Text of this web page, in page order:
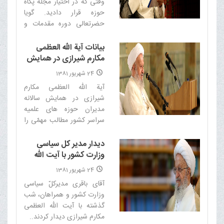
حوزه قرار دادید. گویا
حضرتعالى دوره مقدمات و
اید. در این رابطه اگر نکته و
مطلبى هست، بیان بفرمایید.‌
جواب: ما مقدّمات و سطح را
تقریباً در 4 سال، در شیراز
گذراندیم; در مدرسه اى به نام
آقاباباخان که از مدارس
معروف شیراز است‌
بیانات آیة الله العظمى
مکارم شیرازى در همایش
سالانه مدیران حوزه هاى
علم
24 شهریور 1381
آیة الله العظمى مکارم
شیرازى در همایش سالانه
مدیران حوزه هاى علمیه
سراسر کشور مطالب مهمّى را
آن به شرح زیر است‌
دیدار مدیر کل سیاسی
وزارت کشور با آیت الله
العظمی مکارم شیرازی
24 شهریور 1381
آقای باقری مدیرکلّ سیاسی
وزارت کشور و همراهان، شب
گذشته با آیت الله العظمی
مکارم شیرازی دیدار کردند..‌